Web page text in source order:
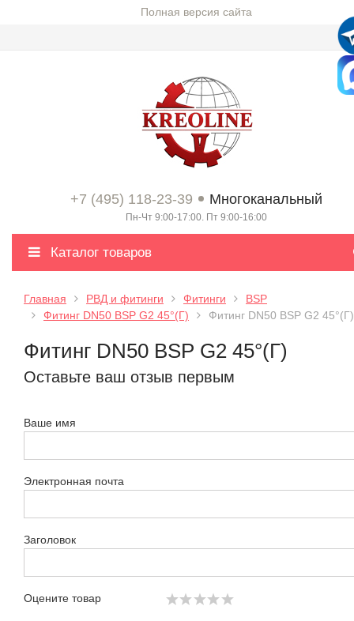
Полная версия сайта
+7 (495) 118-23-39 Многоканальный
Пн-Чт 9:00-17:00. Пт 9:00-16:00
Каталог товаров
Главная РВД и фитинги Фитинги
BSP
Фитинг DN50 BSP G2 45°(Г)
Фитинг DN50 BSP G2 45°(Г)
Фитинг DN50 BSP G2 45°(Г)
Оставьте ваш отзыв первым
Ваше имя
Электронная почта
Заголовок
Оцените товар